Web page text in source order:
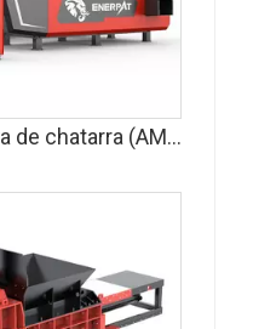
Empacadora de chatarra (AMB-H)